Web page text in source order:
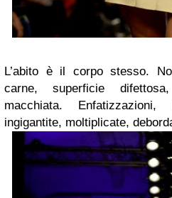
L’abito è il corpo stesso.
carne, superficie
macchiata. Enfatizzazioni,
ingigantite, moltiplicate,